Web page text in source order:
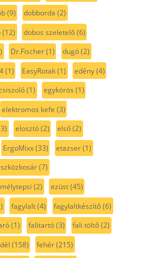
(9) dobborda (2)
(12) dobos szeletelő(6)
Dr.Fischer(1) dugó(2)
(1) EasyRotak(1) edény(4)
(1) egykörös (1)
elektromos kefe (3)
elosztó(2) első(2)
ErgoMixx(33) etazser(1)
(7)
(2) ezüst(45)
fagylalt(4) fagylaltkészítő(6)
(1) falitartó(3) fali töltő(2)
(158) fehér(215)